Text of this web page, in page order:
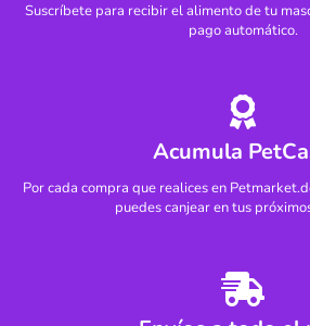
Suscríbete para recibir el alimento de tu
pago automático.
Acumula
Por cada compra que realices en
puedes canjear en tus